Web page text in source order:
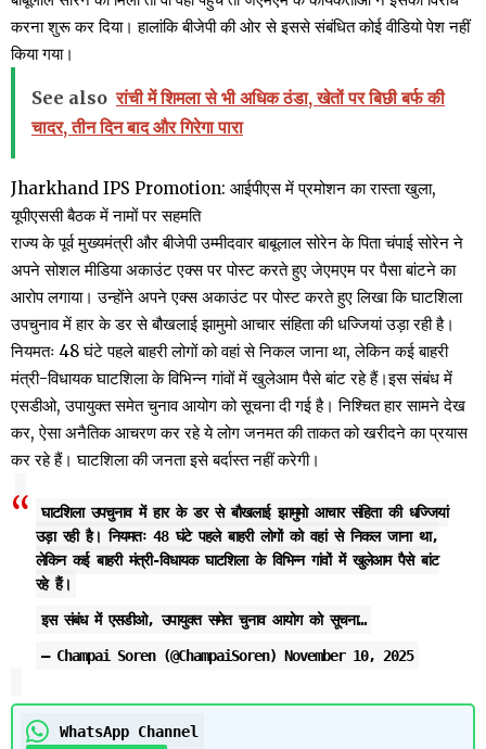
करना शुरू कर दिया। हालांकि बीजेपी की ओर से इससे संबंधित कोई वीडियो पेश नहीं
किया गया।
See also रांची में शिमला से भी अधिक ठंडा, खेतों पर बिछी बर्फ की
चादर, तीन दिन बाद और गिरेगा पारा
Jharkhand IPS Promotion: आईपीएस में प्रमोशन का रास्ता खुला,
यूपीएससी बैठक में नामों पर सहमति
राज्य के पूर्व मुख्यमंत्री और बीजेपी उम्मीदवार बाबूलाल सोरेन के पिता चंपाई सोरेन ने
अपने सोशल मीडिया अकाउंट एक्स पर पोस्ट करते हुए जेएमएम पर पैसा बांटने का
आरोप लगाया। उन्होंने अपने एक्स अकाउंट पर पोस्ट करते हुए लिखा कि घाटशिला
उपचुनाव में हार के डर से बौखलाई झामुमो आचार संहिता की धज्जियां उड़ा रही है।
नियमतः 48 घंटे पहले बाहरी लोगों को वहां से निकल जाना था, लेकिन कई बाहरी
मंत्री-विधायक घाटशिला के विभिन्न गांवों में खुलेआम पैसे बांट रहे हैं।इस संबंध में
एसडीओ, उपायुक्त समेत चुनाव आयोग को सूचना दी गई है। निश्चित हार सामने देख
कर, ऐसा अनैतिक आचरण कर रहे ये लोग जनमत की ताकत को खरीदने का प्रयास
कर रहे हैं। घाटशिला की जनता इसे बर्दास्त नहीं करेगी।
घाटशिला उपचुनाव में हार के डर से बौखलाई झामुमो आचार संहिता की धज्जियां
उड़ा रही है। नियमतः 48 घंटे पहले बाहरी लोगों को वहां से निकल जाना था,
लेकिन कई बाहरी मंत्री-विधायक घाटशिला के विभिन्न गांवों में खुलेआम पैसे बांट
रहे हैं।
इस संबंध में एसडीओ, उपायुक्त समेत चुनाव आयोग को सूचना…
— Champai Soren (@ChampaiSoren) November 10, 2025
WhatsApp Channel